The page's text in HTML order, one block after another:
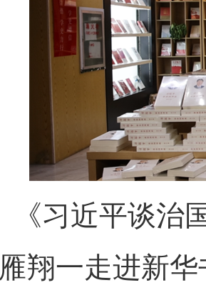
《习近平谈治
翔一走进新